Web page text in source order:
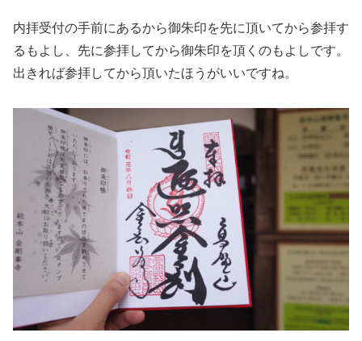
内拝受付の手前にあるから御朱印を先に頂いてから参拝す
るもよし、先に参拝してから御朱印を頂くのもよしです。
出きれば参拝してから頂いたほうがいいですね。